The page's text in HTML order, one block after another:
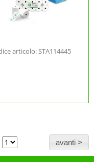
articolo: STA114445